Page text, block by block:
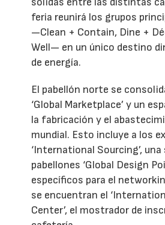
feria reunirá los grupos
—Clean + Contain, Dine +
Well— en un único destino
de energía.
El pabellón norte se
‘Global Marketplace’ y un
la fabricación y el
mundial. Esto incluye a los
‘International Sourcing’,
pabellones ‘Global Design
específicos para el
se encuentran el
Center’, el mostrador de